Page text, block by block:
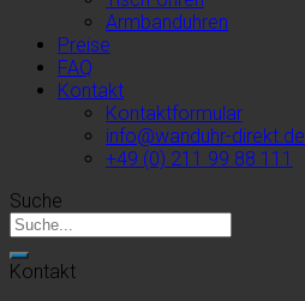
Armbanduhren
Preise
FAQ
Kontakt
Kontaktformular
info@wanduhr-direkt.de
+49 (0) 211 99 88 111
Suche
Kontakt